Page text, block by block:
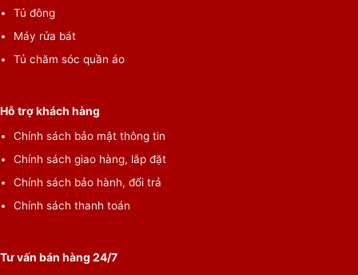
Tủ đông
Máy rửa bát
Tủ chăm sóc quần áo
Hỗ trợ khách hàng
Chính sách bảo mật thông tin
Chính sách giao hàng, lắp đặt
Chính sách bảo hành, đổi trả
Chính sách thanh toán
Tư vấn bán hàng 24/7